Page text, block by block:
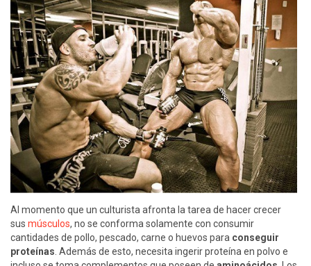
Al momento que un culturista afronta la tarea de hacer crecer
sus músculos, no se conforma solamente con consumir
cantidades de pollo, pescado, carne o huevos para conseguir
proteínas . Además de esto, necesita ingerir proteína en polvo e